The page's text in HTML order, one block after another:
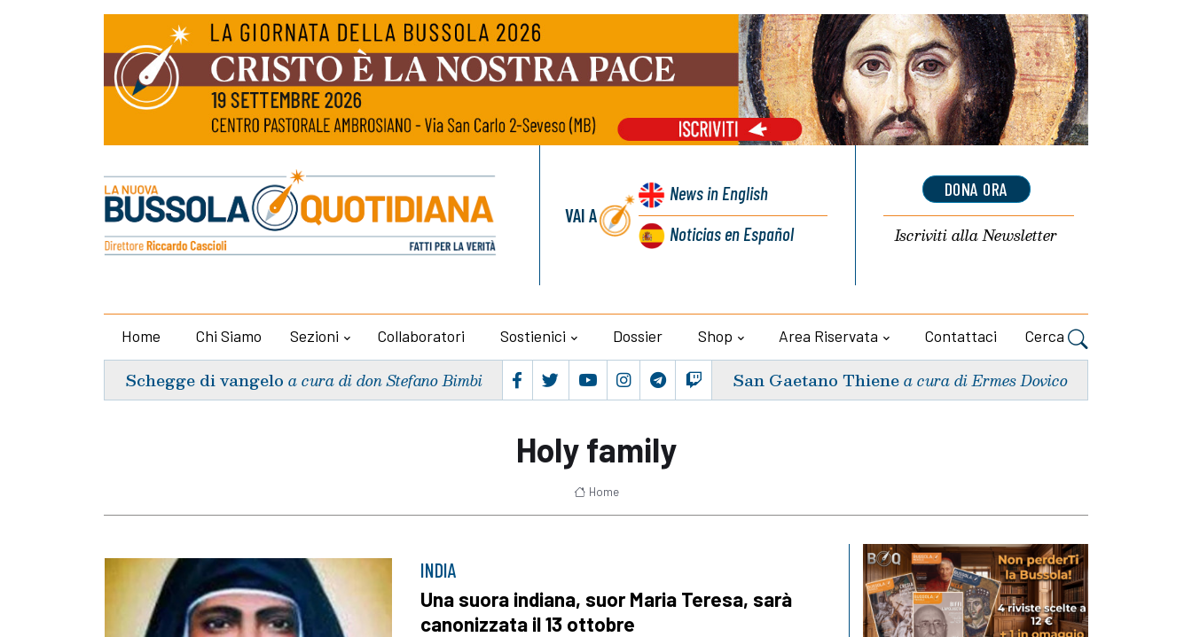
VAI A
Newsin English
Noticiasen Español
DONA ORA
Iscriviti allaNewsletter
Home Chi Siamo Sezioni Collaboratori Sostienici Dossier Shop Area Riservata Contattaci Cerca
Schegge di vangelo a cura di don Stefano Bimbi San Gaetano Thiene a cura di Ermes Dovico
Holy family
Home
INDIA
Una suora indiana, suor Maria Teresa, sarà
canonizzata il 13 ottobre